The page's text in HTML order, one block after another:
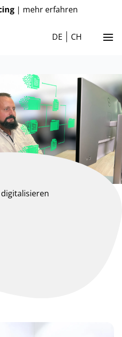
| mehr erfahren
DE CH